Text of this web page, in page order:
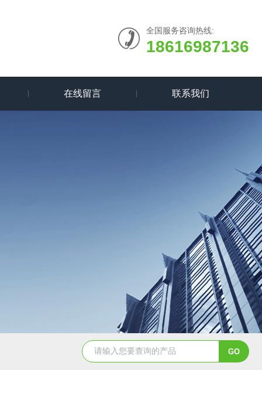
全国服务咨询热线:
18616987136
在线留言 联系我们
Aqualysis 300自来水消毒检测余氯/